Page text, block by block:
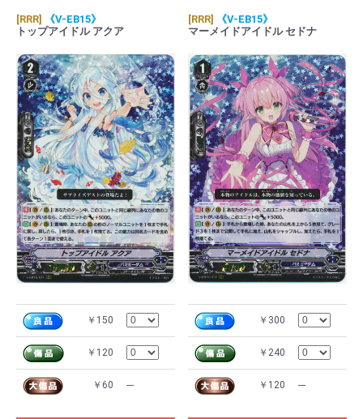
[RRR]
《V-EB15》
トップアイドル アクア
￥150
￥120
￥60 ---
[RRR]
《V-EB15》
マーメイドアイドル セドナ
￥300
￥240
￥120 ---